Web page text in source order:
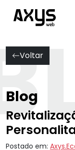
Voltar
Blog
Postado em: